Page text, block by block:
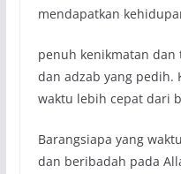
mendapatkan
penuh kenikmatan
dan adzab yang pedih.
waktu lebih cepat dari
Barangsiapa yang
dan beribadah pada